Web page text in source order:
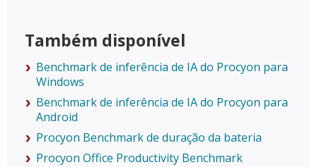
Também disponível
Benchmark de inferência de IA do Procyon para
Windows
Benchmark de inferência de IA do Procyon para
Android
Procyon Benchmark de duração da bateria
Procyon Office Productivity Benchmark